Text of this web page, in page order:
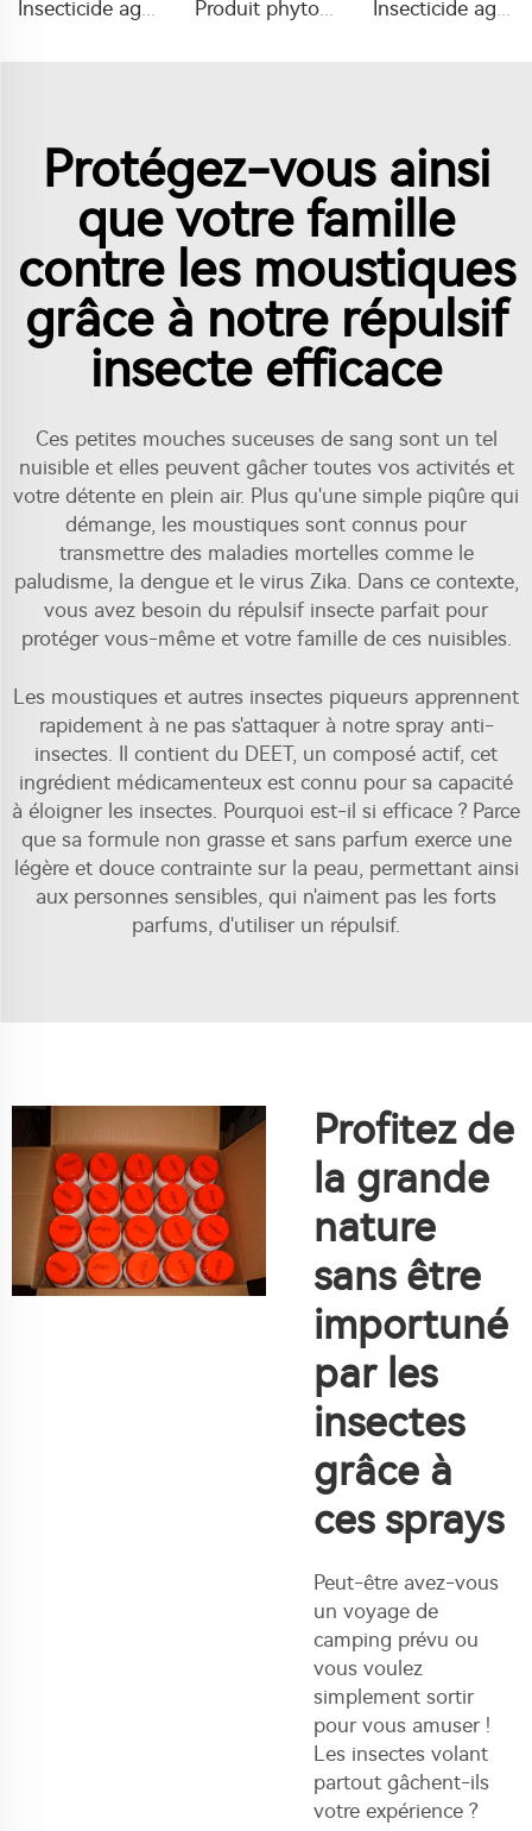
Insecticide agricole RONCH imidaclopride Imidacloprid 35%SC pour l'élimination des termites Produit phytosanitaire agricole très efficace Buprofezin 97% TC Buprofezin insecticide au prix usine Insecticide agricole Permethrin 15%EW avec faible toxicité et prix abordable
Protégez-vous ainsi
que votre famille
contre les moustiques
grâce à notre répulsif
insecte efficace
Ces petites mouches suceuses de sang sont un tel
nuisible et elles peuvent gâcher toutes vos activités et
votre détente en plein air. Plus qu'une simple piqûre qui
démange, les moustiques sont connus pour
transmettre des maladies mortelles comme le
paludisme, la dengue et le virus Zika. Dans ce contexte,
vous avez besoin du répulsif insecte parfait pour
protéger vous-même et votre famille de ces nuisibles.
Les moustiques et autres insectes piqueurs apprennent
rapidement à ne pas s'attaquer à notre spray anti-
insectes. Il contient du DEET, un composé actif, cet
ingrédient médicamenteux est connu pour sa capacité
à éloigner les insectes. Pourquoi est-il si efficace ? Parce
que sa formule non grasse et sans parfum exerce une
légère et douce contrainte sur la peau, permettant ainsi
aux personnes sensibles, qui n'aiment pas les forts
parfums, d'utiliser un répulsif.
Profitez de
la grande
nature
sans être
importuné
par les
insectes
grâce à
ces sprays
Peut-être avez-vous
un voyage de
camping prévu ou
vous voulez
simplement sortir
pour vous amuser !
Les insectes volant
partout gâchent-ils
votre expérience ?